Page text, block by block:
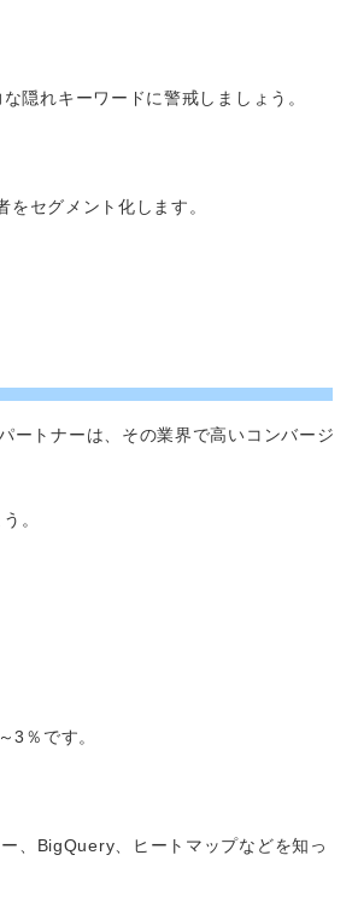
隠れキーワードに警戒しましょう。
セグメント化します。
ートナーは、その業界で高いコンバージ
。
3％です。
、BigQuery、ヒートマップなどを知っ